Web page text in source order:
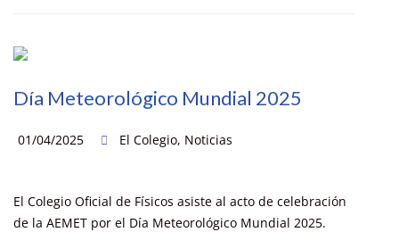
Día Meteorológico Mundial 2025
01/04/2025 El Colegio, Noticias
El Colegio Oficial de Físicos asiste al acto de celebración
de la AEMET por el Día Meteorológico Mundial 2025.